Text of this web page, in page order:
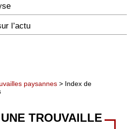
l’actu
paysannes > Index de
TROUVAILLE